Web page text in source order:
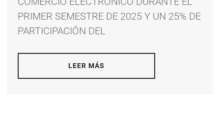
PRIMER SEMESTRE DE 2025 Y UN 25% DE
PARTICIPACIÓN DEL
LEER MÁS